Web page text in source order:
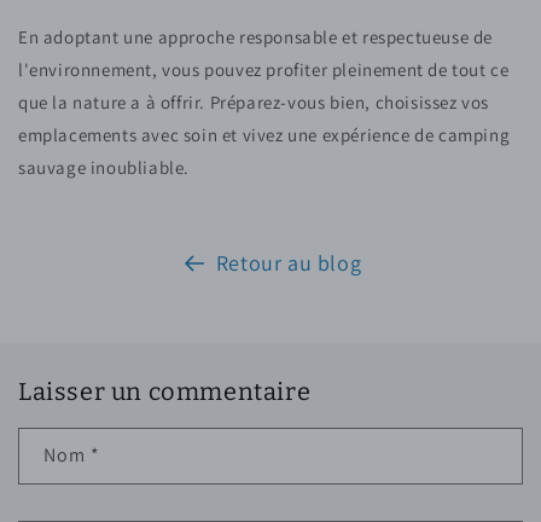
En adoptant une approche responsable et respectueuse de
l'environnement, vous pouvez profiter pleinement de tout ce
que la nature a à offrir. Préparez-vous bien, choisissez vos
emplacements avec soin et vivez une expérience de camping
sauvage inoubliable.
Retour au blog
Laisser un commentaire
Nom *